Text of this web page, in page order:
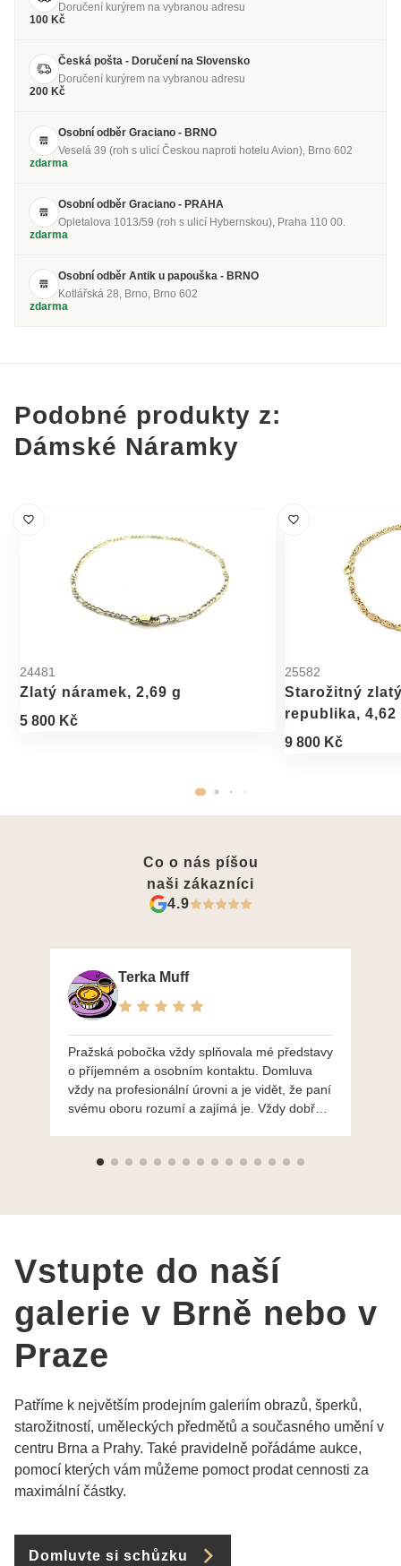
Doručení kurýrem na vybranou adresu
100 Kč
Česká pošta - Doručení na Slovensko
Doručení kurýrem na vybranou adresu
200 Kč
Osobní odběr Graciano - BRNO
Veselá 39 (roh s ulicí Českou naproti hotelu Avion), Brno 602
zdarma
Osobní odběr Graciano - PRAHA
Opletalova 1013/59 (roh s ulicí Hybernskou), Praha 110 00.
zdarma
Osobní odběr Antik u papouška - BRNO
Kotlářská 28, Brno, Brno 602
zdarma
Podobné produkty z:
Dámské Náramky
24481
Zlatý náramek, 2,69 g
5 800 Kč
25582
Starožitný
republika, 4,62
9 800 Kč
Co o nás píšou
naši zákazníci
4.9
Terka Muff
Pražská pobočka vždy splňovala mé představy
o příjemném a osobním kontaktu. Domluva
vždy na profesionální úrovni a je vidět, že paní
svému oboru rozumí a zajímá je. Vždy dobře a
výběru, jak už bylo napsáno - na požádání
Vstupte do naší
galerie v Brně nebo v
Praze
Patříme k největším prodejním galeriím obrazů, šperků,
starožitností, uměleckých předmětů a současného umění v
centru Brna a Prahy. Také pravidelně pořádáme aukce,
pomocí kterých vám můžeme pomoct prodat cennosti za
maximální částky.
Domluvte si schůzku